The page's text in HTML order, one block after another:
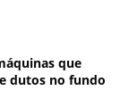
que
dutos no fundo